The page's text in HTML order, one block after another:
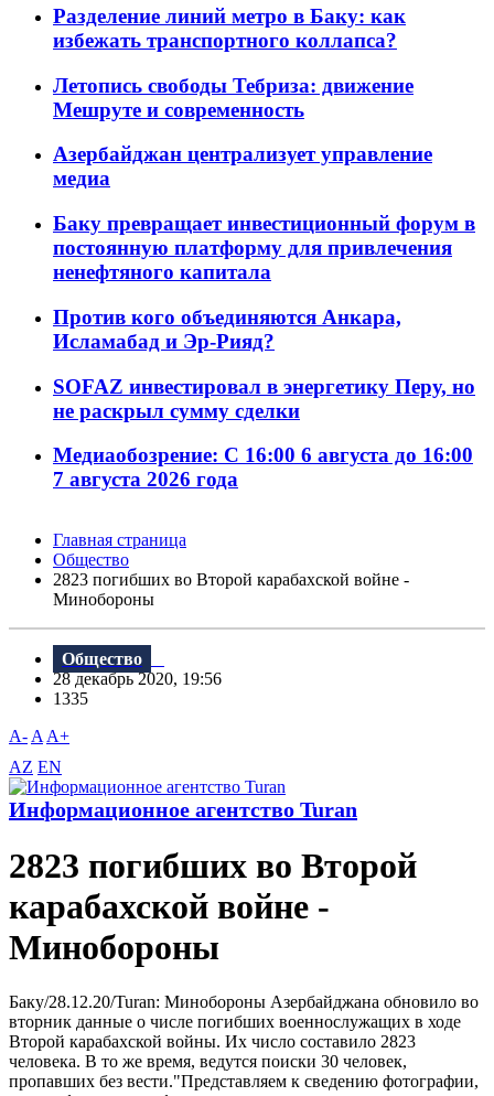
Разделение линий метро в Баку: как
избежать транспортного коллапса?
Летопись свободы Тебриза: движение
Мешруте и современность
Азербайджан централизует управление
медиа
Баку превращает инвестиционный форум в
постоянную платформу для привлечения
ненефтяного капитала
Против кого объединяются Анкара,
Исламабад и Эр-Рияд?
SOFAZ инвестировал в энергетику Перу, но
не раскрыл сумму сделки
Медиаобозрение: С 16:00 6 августа до 16:00
7 августа 2026 года
Главная страница
Общество
2823 погибших во Второй карабахской войне -
Минобороны
Общество
28 декабрь 2020, 19:56
1335
A- A A+
AZ EN
Информационное агентство Turan
2823 погибших во Второй
карабахской войне -
Минобороны
Баку/28.12.20/Turan: Минобороны Азербайджана обновило во
вторник данные о числе погибших военнослужащих в ходе
Второй карабахской войны. Их число составило 2823
человека. В то же время, ведутся поиски 30 человек,
пропавших без вести."Представляем к сведению фотографии,